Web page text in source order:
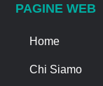
PAGINE WEB
Home
Chi Siamo